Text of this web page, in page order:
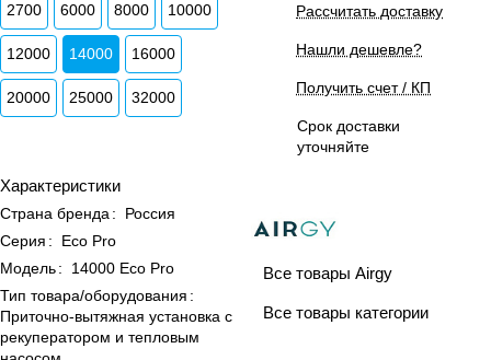
2700 6000 8000 10000
12000 14000 16000
20000 25000 32000
Характеристики
Страна бренда :
Россия
Серия :
Eco Pro
Модель:
14000 Eco Pro
Тип товара/оборудования :
Приточно-вытяжная установка с
рекуператором и тепловым
Рассчитать доставку
Нашли дешевле?
Получить счет / КП
Срок доставки
уточняйте
Все товары Airgy
Все товары категории